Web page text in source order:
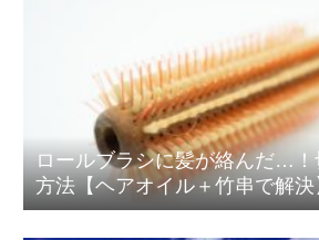
ロールブラシに髪が絡んだ…！
方法【ヘアオイル＋竹串で解決